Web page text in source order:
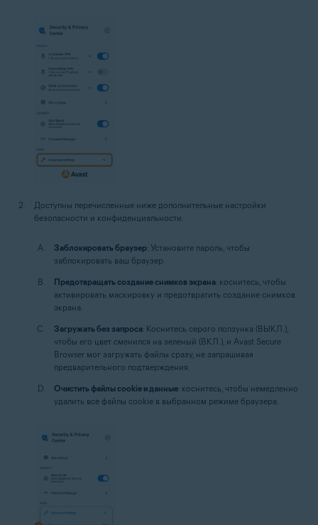
Доступны перечисленные ниже дополнительные настройки
безопасности и конфиденциальности.
Заблокировать браузер: Установите пароль, чтобы
заблокировать ваш браузер.
Предотвращать создание снимков экрана: коснитесь, чтобы
активировать маскировку и предотвратить создание снимков
экрана.
Загружать без запроса: Коснитесь серого ползунка (ВЫКЛ.),
чтобы его цвет сменился на зеленый (ВКЛ.), и Avast Secure
Browser мог загружать файлы сразу, не запрашивая
предварительного подтверждения.
Очистить файлы cookie и данные: коснитесь, чтобы немедленно
удалить все файлы cookie в выбранном режиме браузера.